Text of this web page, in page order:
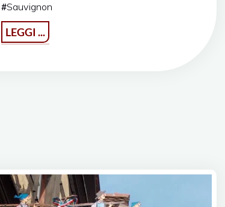
#Sauvignon
LEGGI ...